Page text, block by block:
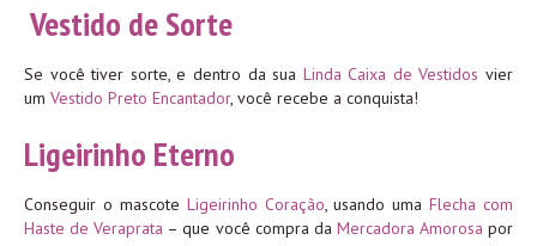
Vestido de Sorte
Se você tiver sorte, e dentro da sua Linda Caixa de Vestidos vier
um Vestido Preto Encantador, você recebe a conquista!
Ligeirinho Eterno
Conseguir o mascote Ligeirinho Coração, usando umaFlecha com
Haste de Veraprata – que você compra da Mercadora Amorosa por